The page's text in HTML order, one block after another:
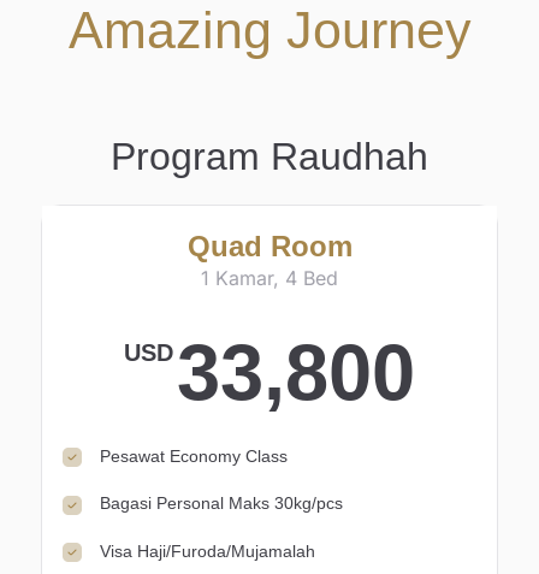
Amazing Journey
Program Raudhah
Quad Room
1 Kamar, 4 Bed
USD33,800
Pesawat Economy Class
Bagasi Personal Maks 30kg/pcs
Visa Haji/Furoda/Mujamalah